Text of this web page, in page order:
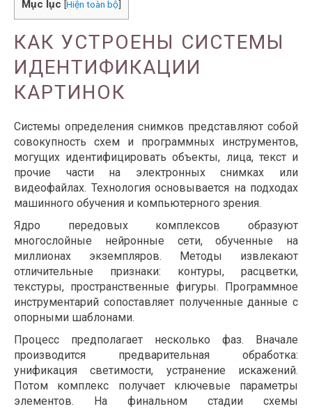
Mục lục [Hiện toàn bộ]
КАК УСТРОЕНЫ СИСТЕМЫ
ИДЕНТИФИКАЦИИ
КАРТИНОК
Системы определения снимков представляют собой
совокупность схем и программных инструментов,
могущих идентифицировать объекты, лица, текст и
прочие части на электронных снимках или
видеофайлах. Технология основывается на подходах
машинного обучения и компьютерного зрения.
Ядро передовых комплексов образуют
многослойные нейронные сети, обученные на
миллионах экземпляров. Методы извлекают
отличительные признаки: контуры, расцветки,
текстуры, пространственные фигуры. Программное
инструментарий сопоставляет полученные данные с
опорными шаблонами.
Процесс предполагает несколько фаз. Вначале
производится предварительная обработка:
унификация светимости, устранение искажений.
Потом комплекс получает ключевые параметры
элементов. На финальном стадии схемы